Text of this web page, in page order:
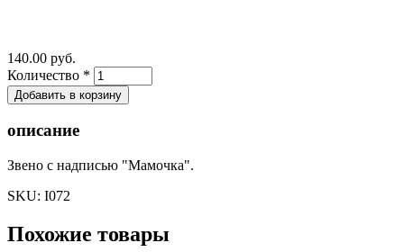
140.00 руб.
Количество *
описание
Звено с надписью "Мамочка".
SKU: I072
Похожие товары